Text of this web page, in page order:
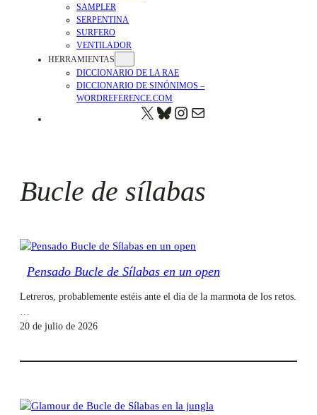
SAMPLER
SERPENTINA
SURFERO
VENTILADOR
HERRAMIENTAS
DICCIONARIO DE LA RAE
DICCIONARIO DE SINÓNIMOS –
WORDREFERENCE.COM
X BLUESKY
HTTPS://
CORREO ELECTRÓNICO
Bucle de sílabas
Pensado Bucle de Sílabas en un open
Letreros, probablemente estéis ante el día de la marmota de los retos.
…
20 de julio de 2026